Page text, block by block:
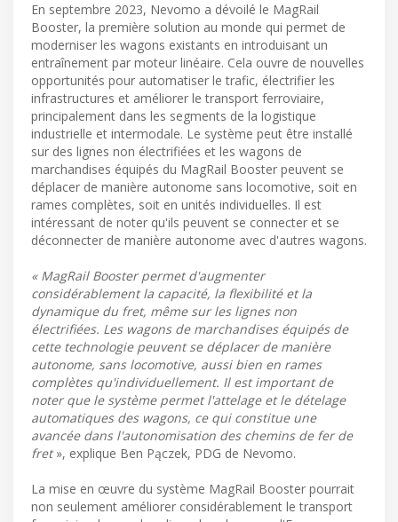
En septembre 2023, Nevomo a dévoilé le MagRail
Booster, la première solution au monde qui permet de
moderniser les wagons existants en introduisant un
entraînement par moteur linéaire. Cela ouvre de nouvelles
opportunités pour automatiser le trafic, électrifier les
infrastructures et améliorer le transport ferroviaire,
principalement dans les segments de la logistique
industrielle et intermodale. Le système peut être installé
sur des lignes non électrifiées et les wagons de
marchandises équipés du MagRail Booster peuvent se
déplacer de manière autonome sans locomotive, soit en
rames complètes, soit en unités individuelles. Il est
intéressant de noter qu'ils peuvent se connecter et se
déconnecter de manière autonome avec d'autres wagons.
« MagRail Booster permet d'augmenter
considérablement la capacité, la flexibilité et la
dynamique du fret, même sur les lignes non
électrifiées. Les wagons de marchandises équipés de
cette technologie peuvent se déplacer de manière
autonome, sans locomotive, aussi bien en rames
complètes qu'individuellement. Il est important de
noter que le système permet l'attelage et le dételage
automatiques des wagons, ce qui constitue une
avancée dans l'autonomisation des chemins de fer de
fret», explique Ben Pączek, PDG de Nevomo.
La mise en œuvre du système MagRail Booster pourrait
non seulement améliorer considérablement le transport